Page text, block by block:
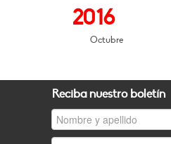
2016
Octubre
Reciba nuestro boletín